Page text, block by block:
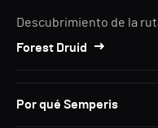
Descubrimiento de la
Forest Druid
Por qué Semperis